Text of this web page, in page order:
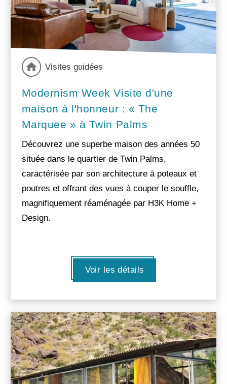
Visites guidées
Modernism Week Visite d'une
maison à l'honneur : « The
Marquee » à Twin Palms
Découvrez une superbe maison des années 50
située dans le quartier de Twin Palms,
caractérisée par son architecture à poteaux et
poutres et offrant des vues à couper le souffle,
magnifiquement réaménagée par H3K Home +
Design.
Voir les détails